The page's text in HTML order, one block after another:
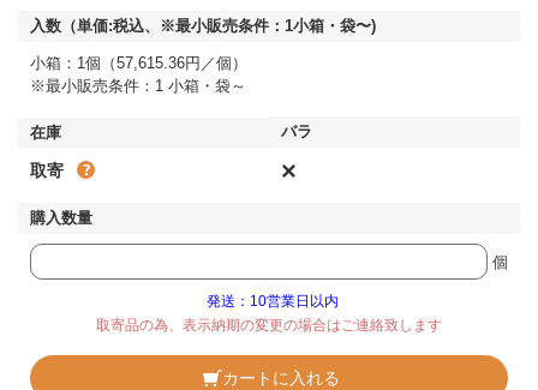
小箱：1個（57,615.36円／個）
※最小販売条件：1 小箱・袋～
取寄 ×
個
発送：10営業日以内
取寄品の為、表示納期の変更の場合はご連絡致します
カートに入れる